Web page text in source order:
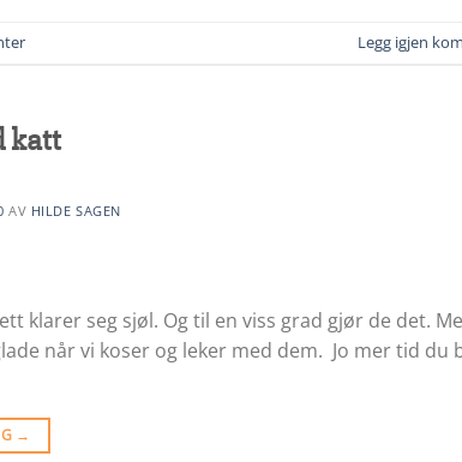
Legg igjen
katt
AV HILDE SAGEN
klarer seg sjøl. Og til en viss grad gjør de det.
når vi koser og leker med dem. Jo mer tid du
→